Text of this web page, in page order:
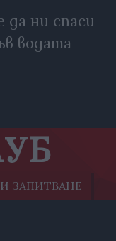
да ни спаси
водата
ЗАПИТВАНЕ